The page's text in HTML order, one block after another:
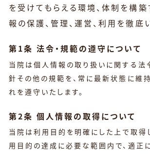
を受けてもらえる環境、体制を構築
報の保護、管理、運営、利用を徹底
第1条 法令・規範の遵守について
当院は個人情報の取り扱いに関する法
針その他の規範を、常に最新状態に維
れを遵守いたします。
第2条 個人情報の取得について
当院は利用目的を明確にした上で取得
用目的の達成に必要な範囲内で、適正